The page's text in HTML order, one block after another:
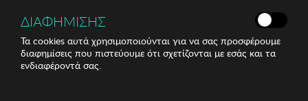
ΔΙΑΦΗΜΙΣΗΣ
Τα cookies αυτά χρησιμοποιούνται για να σας προσφέρουμε
διαφημίσεις που πιστεύουμε ότι σχετίζονται με εσάς και τα
ενδιαφέροντά σας.